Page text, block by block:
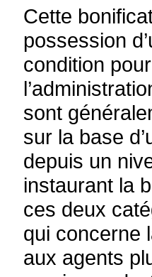
Cette
possession
condition
sont
sur la base
depuis un
instaurant la
ces deux
qui concerne
aux agents